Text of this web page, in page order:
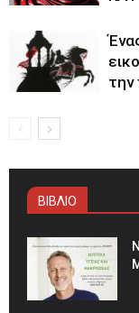
ΒΙΒΛΙΟ